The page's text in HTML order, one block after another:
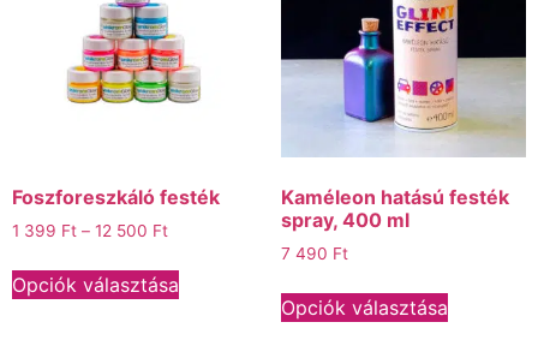
Foszforeszkáló festék
1 399 Ft – 12 500 Ft
Opciók választása
Kaméleon hatású festék
spray, 400 ml
7 490 Ft
Opciók választása